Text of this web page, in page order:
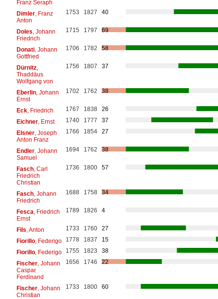
Franz Seraph
Dimler, Franz
Anton
1753 1827 40
Doles , Johann
Friedrich
1715 1797 69
Donati, Johann
Gottfried
1706 1782 58
Dürnitz,
Thaddäus
Wolfgang von
1756 1807 37
Eberlin, Johann
Ernst
1702 1762 38
Eck, Friedrich 1767 1838
26
Eichner, Ernst 1740 1777
37
Elsner, Joseph
Anton Franz
1766 1854 27
Endler, Johann
Samuel
1694 1762 38
Fasch, Carl
Friedrich
Christian
1736 1800 57
Fasch, Johann
Friedrich
1688 1758 34
Fesca , Friedrich
Ernst
1789 1826 4
Fils , Anton 1733 1760
27
Fiorillo, Federigo 1778 1837
15
Fiorillo, Federigo 1755 1823
38
Fischer, Johann
Caspar
Ferdinand
1656 1746 22
Fischer, Johann
Christian
1733 1800 60